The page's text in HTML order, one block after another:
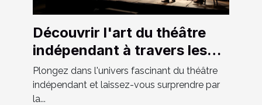
Découvrir l'art du théâtre
indépendant à travers les
spectacles locaux
Plongez dans l'univers fascinant du théâtre
indépendant et laissez-vous surprendre par
la...